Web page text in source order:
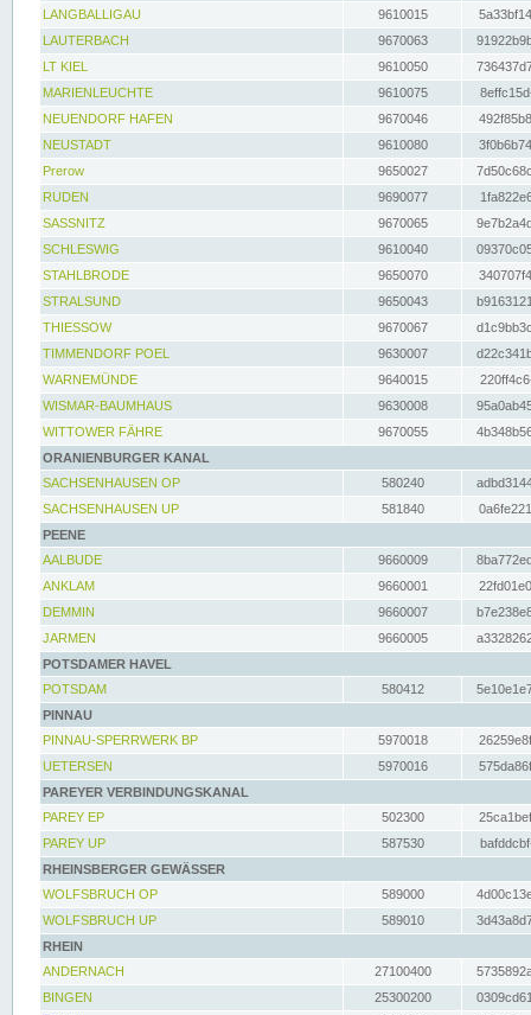
LANGBALLIGAU
9610015
LAUTERBACH
9670063
LT KIEL
9610050
MARIENLEUCHTE
9610075
NEUENDORF HAFEN
9670046
NEUSTADT
9610080
Prerow
9650027
RUDEN
9690077
SASSNITZ
9670065
SCHLESWIG
9610040
STAHLBRODE
9650070
STRALSUND
9650043
THIESSOW
9670067
TIMMENDORF POEL
9630007
WARNEMÜNDE
9640015
WISMAR-BAUMHAUS
9630008
WITTOWER FÄHRE
9670055
ORANIENBURGER KANAL
SACHSENHAUSEN OP
580240
SACHSENHAUSEN UP
581840
PEENE
AALBUDE
9660009
ANKLAM
9660001
DEMMIN
9660007
JARMEN
9660005
POTSDAMER HAVEL
POTSDAM
580412
PINNAU
PINNAU-SPERRWERK BP
5970018
UETERSEN
5970016
PAREYER VERBINDUNGSKANAL
PAREY EP
502300
PAREY UP
587530
RHEINSBERGER GEWÄSSER
WOLFSBRUCH OP
589000
WOLFSBRUCH UP
589010
RHEIN
ANDERNACH
27100400
BINGEN
25300200